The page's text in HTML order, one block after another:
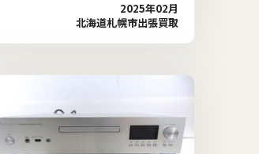
2025年02月
北海道札幌市出張買取